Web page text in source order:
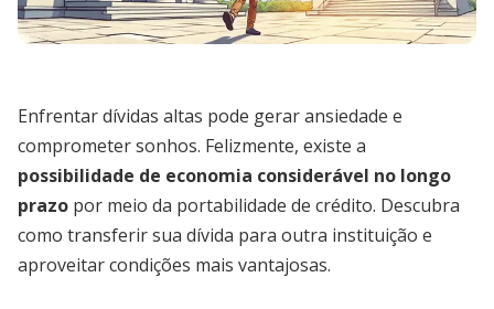
Enfrentar dívidas altas pode gerar ansiedade e
comprometer sonhos. Felizmente, existe a
possibilidade de economia considerável no longo
prazo por meio da portabilidade de crédito. Descubra
como transferir sua dívida para outra instituição e
aproveitar condições mais vantajosas.